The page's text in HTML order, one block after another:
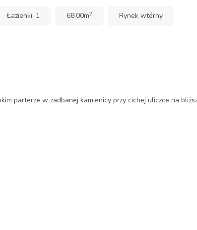
Łazienki: 1 68.00m2 Rynek wtórny
parterze w zadbanej kamienicy przy cichej uliczce na